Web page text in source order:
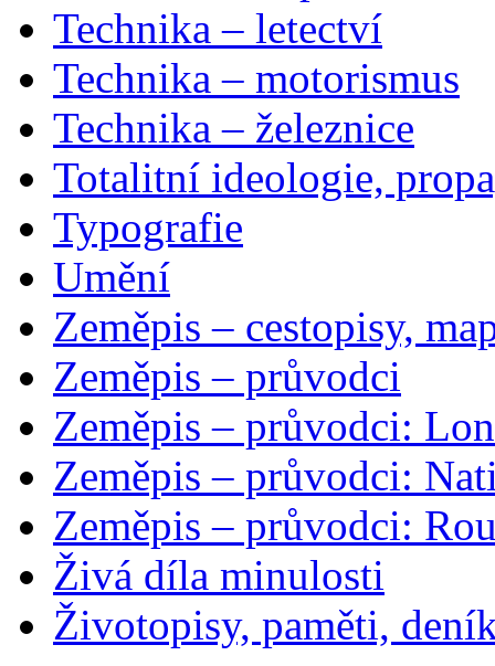
Technika – letectví
Technika – motorismus
Technika – železnice
Totalitní ideologie,
Typografie
Umění
Zeměpis – cestopisy,
Zeměpis – průvodci
Zeměpis – průvodci:
Zeměpis – průvodci:
Zeměpis – průvodci:
Živá díla minulosti
Životopisy, paměti,